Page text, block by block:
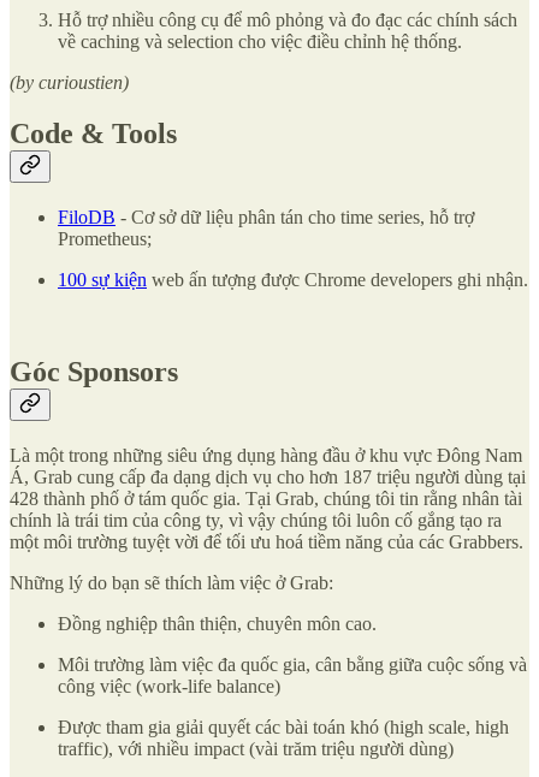
Hỗ trợ nhiều công cụ để mô phỏng và đo đạc các chính sách
về caching và selection cho việc điều chỉnh hệ thống.
(by curioustien)
Code & Tools
FiloDB - Cơ sở dữ liệu phân tán cho time series, hỗ trợ
Prometheus;
100 sự kiện web ấn tượng được Chrome developers ghi nhận.
Góc Sponsors
Là một trong những siêu ứng dụng hàng đầu ở khu vực Đông Nam
Á, Grab cung cấp đa dạng dịch vụ cho hơn 187 triệu người dùng tại
428 thành phố ở tám quốc gia. Tại Grab, chúng tôi tin rằng nhân tài
chính là trái tim của công ty, vì vậy chúng tôi luôn cố gắng tạo ra
một môi trường tuyệt vời để tối ưu hoá tiềm năng của các Grabbers.
Những lý do bạn sẽ thích làm việc ở Grab:
Đồng nghiệp thân thiện, chuyên môn cao.
Môi trường làm việc đa quốc gia, cân bằng giữa cuộc sống và
công việc (work-life balance)
Được tham gia giải quyết các bài toán khó (high scale, high
traffic), với nhiều impact (vài trăm triệu người dùng)